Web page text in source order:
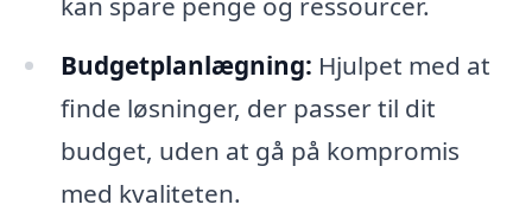
Budgetplanlægning: Hjulpet med at
finde løsninger, der passer til dit
budget, uden at gå på kompromis
med kvaliteten.